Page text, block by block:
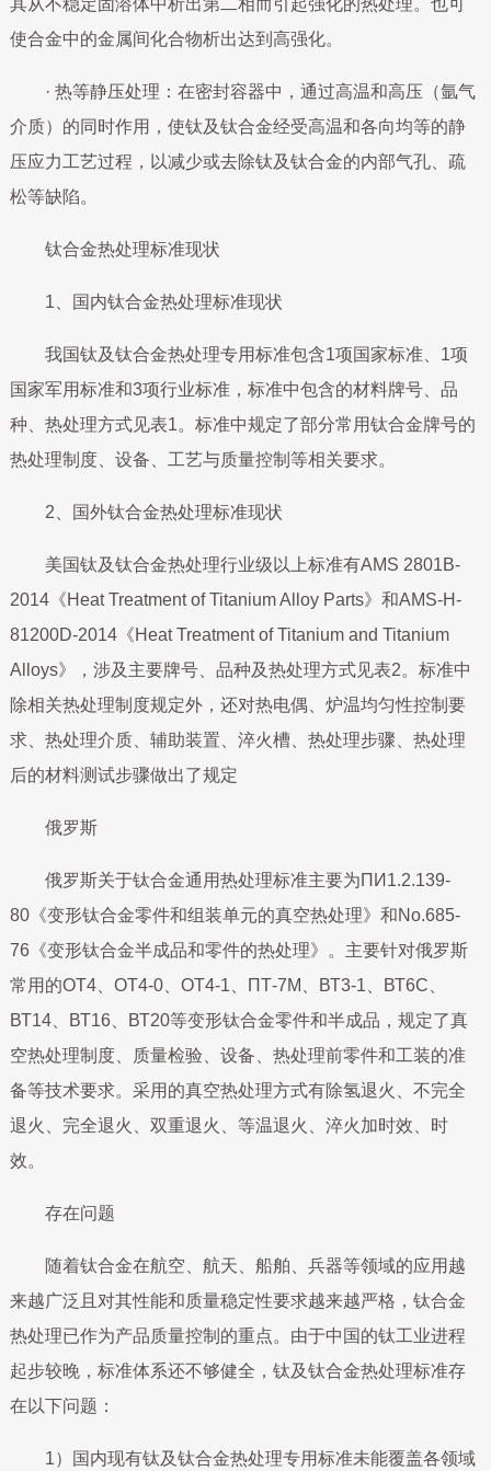
其从不稳定固溶体中析出第二相而引起强化的热处理。也可
使合金中的金属间化合物析出达到高强化。
· 热等静压处理：在密封容器中，通过高温和高压（氩气
介质）的同时作用，使钛及钛合金经受高温和各向均等的静
压应力工艺过程，以减少或去除钛及钛合金的内部气孔、疏
松等缺陷。
钛合金热处理标准现状
1、国内钛合金热处理标准现状
我国钛及钛合金热处理专用标准包含1项国家标准、1项
国家军用标准和3项行业标准，标准中包含的材料牌号、品
种、热处理方式见表1。标准中规定了部分常用钛合金牌号的
热处理制度、设备、工艺与质量控制等相关要求。
2、国外钛合金热处理标准现状
美国钛及钛合金热处理行业级以上标准有AMS 2801B-
2014《Heat Treatment of Titanium Alloy Parts》和AMS-H-
81200D-2014《Heat Treatment of Titanium and Titanium
Alloys》，涉及主要牌号、品种及热处理方式见表2。标准中
除相关热处理制度规定外，还对热电偶、炉温均匀性控制要
求、热处理介质、辅助装置、淬火槽、热处理步骤、热处理
后的材料测试步骤做出了规定
俄罗斯
俄罗斯关于钛合金通用热处理标准主要为ПИ1.2.139-
80《变形钛合金零件和组装单元的真空热处理》和No.685-
76《变形钛合金半成品和零件的热处理》。主要针对俄罗斯
常用的ОТ4、ОТ4-0、ОТ4-1、ПТ-7М、ВТ3-1、ВТ6С、
ВТ14、ВТ16、ВТ20等变形钛合金零件和半成品，规定了真
空热处理制度、质量检验、设备、热处理前零件和工装的准
备等技术要求。采用的真空热处理方式有除氢退火、不完全
退火、完全退火、双重退火、等温退火、淬火加时效、时
效。
存在问题
随着钛合金在航空、航天、船舶、兵器等领域的应用越
来越广泛且对其性能和质量稳定性要求越来越严格，钛合金
热处理已作为产品质量控制的重点。由于中国的钛工业进程
起步较晚，标准体系还不够健全，钛及钛合金热处理标准存
在以下问题：
1）国内现有钛及钛合金热处理专用标准未能覆盖各领域